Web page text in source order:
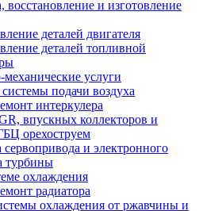
восстановление и изготовление
деталей двигателя
деталей топливной
механические услуги
подачи воздуха
интеркулера
впускных коллекторов и
орехоструем
и электронного
турбины
охлаждения
радиатора
охлаждения от ржавчины и